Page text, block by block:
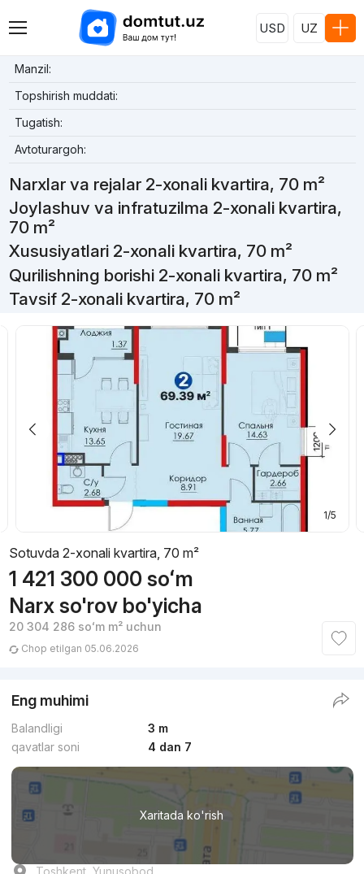
USD UZ
Manzil:
Topshirish muddati:
Tugatish:
Avtoturargoh:
Narxlar va rejalar 2-xonali kvartira, 70 m²
Joylashuv va infratuzilma 2-xonali kvartira,
70 m²
Xususiyatlari 2-xonali kvartira, 70 m²
Qurilishning borishi 2-xonali kvartira, 70 m²
Tavsif 2-xonali kvartira, 70 m²
1/5
Sotuvda 2-xonali kvartira, 70 m²
1 421 300 000 soʻm
Narx so'rov bo'yicha
20 304 286 soʻmm² uchun
Chop etilgan 05.06.2026
Eng muhimi
Balandligi
3 m
qavatlar soni
4 dan 7
Xaritada ko'rish
Toshkent, Yunusobod,